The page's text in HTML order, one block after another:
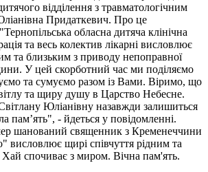
відділення з травматологічним
Придаткевич. Про це
обласна дитяча клінічна
та весь колектив лікарні висловлює
та близьким з приводу непоправної
У цей скорботний час ми поділяємо
та сумуємо разом із Вами. Віримо, що
та щиру душу в Царство Небесне.
Юліанівну назавжди залишиться
пам’ять", - йдеться у повідомленні.
шанований священник з Кременеччини
висловлює щирі співчуття рідним та
спочиває з миром. Вічна пам'ять.